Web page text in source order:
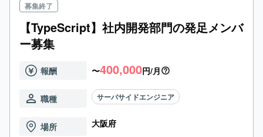
募集終了
【TypeScript】社内開発部門の発足メンバ
ー募集
報酬 〜400,000円/月
職種 サーバサイドエンジニア
場所 大阪府